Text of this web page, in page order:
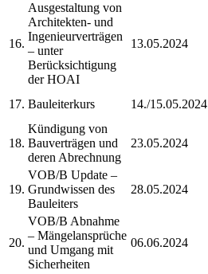
16.
Ausgestaltung von
Architekten- und
Ingenieurverträgen
– unter
Berücksichtigung
der HOAI
13.05.2024
17. Bauleiterkurs 14./15.05.2024
18.
Kündigung von
Bauverträgen und
deren Abrechnung
23.05.2024
19.
VOB/B Update –
Grundwissen des
Bauleiters
28.05.2024
20.
VOB/B Abnahme
– Mängelansprüche
und Umgang mit
Sicherheiten
06.06.2024